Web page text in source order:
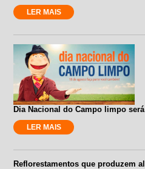
LER MAIS
Dia Nacional do Campo limpo
LER MAIS
Reflorestamentos que produzem